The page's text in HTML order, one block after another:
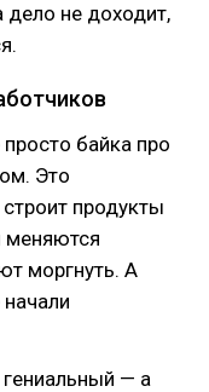
дело не доходит,
байка про
Это
продукты
меняются
моргнуть. А
— а